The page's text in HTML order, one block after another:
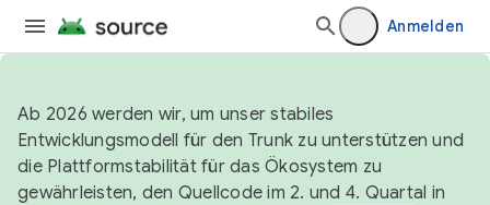
Anmelden
Ab 2026 werden wir, um unser stabiles
Entwicklungsmodell für den Trunk zu unterstützen und
die Plattformstabilität für das Ökosystem zu
gewährleisten, den Quellcode im 2. und 4. Quartal in